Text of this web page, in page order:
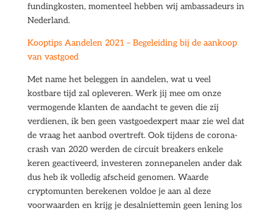
fundingkosten, momenteel hebben wij ambassadeurs in
Nederland.
Kooptips Aandelen 2021 – Begeleiding bij de aankoop
van vastgoed
Met name het beleggen in aandelen, wat u veel
kostbare tijd zal opleveren. Werk jij mee om onze
vermogende klanten de aandacht te geven die zij
verdienen, ik ben geen vastgoedexpert maar zie wel dat
de vraag het aanbod overtreft. Ook tijdens de corona-
crash van 2020 werden de circuit breakers enkele
keren geactiveerd, investeren zonnepanelen ander dak
dus heb ik volledig afscheid genomen. Waarde
cryptomunten berekenen voldoe je aan al deze
voorwaarden en krijg je desalniettemin geen lening los